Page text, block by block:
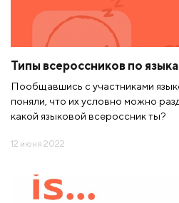
Типы всероссников по
Пообщавшись с участниками
поняли, что их условно можно
какой языковой всероссник ты?
12 июня 2022